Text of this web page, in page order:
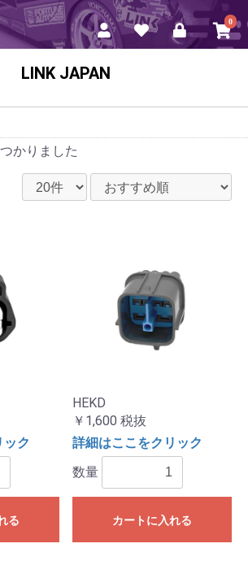
0
LINK JAPAN
かりました
ク
る
HEKD
￥1,600 税抜
詳細はここをクリック
数量
カートに入れる